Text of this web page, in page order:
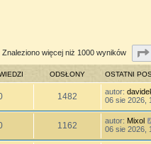
Znaleziono więcej niż 1000 wyników
ODSŁONY OSTATNI
1482 autor:
06 sie 2026,
1162 autor: Mixol
06 sie 2026,